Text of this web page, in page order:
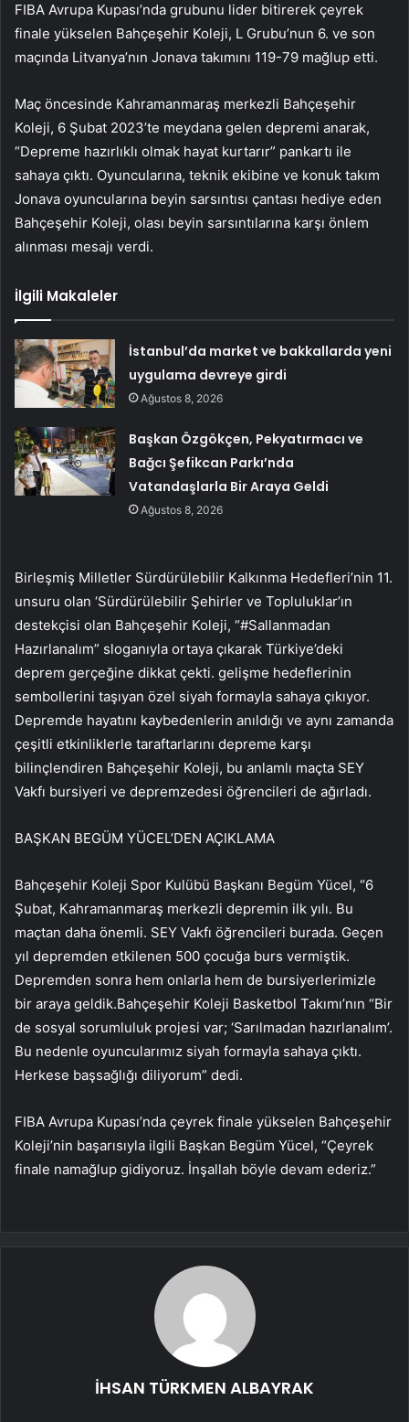
FIBA Avrupa Kupası’nda grubunu lider bitirerek çeyrek
finale yükselen Bahçeşehir Koleji, L Grubu’nun 6. ve son
maçında Litvanya’nın Jonava takımını 119-79 mağlup etti.
Maç öncesinde Kahramanmaraş merkezli Bahçeşehir
Koleji, 6 Şubat 2023’te meydana gelen depremi anarak,
“Depreme hazırlıklı olmak hayat kurtarır” pankartı ile
sahaya çıktı. Oyuncularına, teknik ekibine ve konuk takım
Jonava oyuncularına beyin sarsıntısı çantası hediye eden
Bahçeşehir Koleji, olası beyin sarsıntılarına karşı önlem
alınması mesajı verdi.
İlgili Makaleler
İstanbul’da market ve bakkallarda yeni
uygulama devreye girdi
Ağustos 8, 2026
Başkan Özgökçen, Pekyatırmacı ve
Bağcı Şefikcan Parkı’nda
Vatandaşlarla Bir Araya Geldi
Ağustos 8, 2026
Birleşmiş Milletler Sürdürülebilir Kalkınma Hedefleri’nin 11.
unsuru olan ‘Sürdürülebilir Şehirler ve Topluluklar’ın
destekçisi olan Bahçeşehir Koleji, “#Sallanmadan
Hazırlanalım” sloganıyla ortaya çıkarak Türkiye’deki
deprem gerçeğine dikkat çekti. gelişme hedeflerinin
sembollerini taşıyan özel siyah formayla sahaya çıkıyor.
Depremde hayatını kaybedenlerin anıldığı ve aynı zamanda
çeşitli etkinliklerle taraftarlarını depreme karşı
bilinçlendiren Bahçeşehir Koleji, bu anlamlı maçta SEY
Vakfı bursiyeri ve depremzedesi öğrencileri de ağırladı.
BAŞKAN BEGÜM YÜCEL’DEN AÇIKLAMA
Bahçeşehir Koleji Spor Kulübü Başkanı Begüm Yücel, “6
Şubat, Kahramanmaraş merkezli depremin ilk yılı. Bu
maçtan daha önemli. SEY Vakfı öğrencileri burada. Geçen
yıl depremden etkilenen 500 çocuğa burs vermiştik.
Depremden sonra hem onlarla hem de bursiyerlerimizle
bir araya geldik.Bahçeşehir Koleji Basketbol Takımı’nın “Bir
de sosyal sorumluluk projesi var; ‘Sarılmadan hazırlanalım’.
Bu nedenle oyuncularımız siyah formayla sahaya çıktı.
Herkese başsağlığı diliyorum” dedi.
FIBA Avrupa Kupası’nda çeyrek finale yükselen Bahçeşehir
Koleji’nin başarısıyla ilgili Başkan Begüm Yücel, “Çeyrek
finale namağlup gidiyoruz. İnşallah böyle devam ederiz.”
İHSAN TÜRKMEN ALBAYRAK